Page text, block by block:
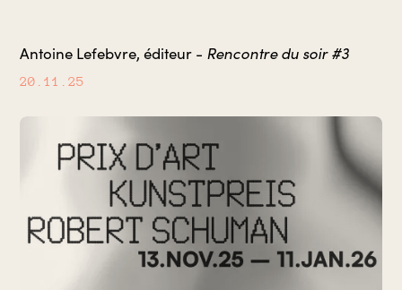
Antoine Lefebvre, éditeur - Rencontre du soir #3
20.11.25